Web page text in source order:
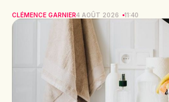
CLÉMENCE GARNIER4 AOÛT 2026 11:40